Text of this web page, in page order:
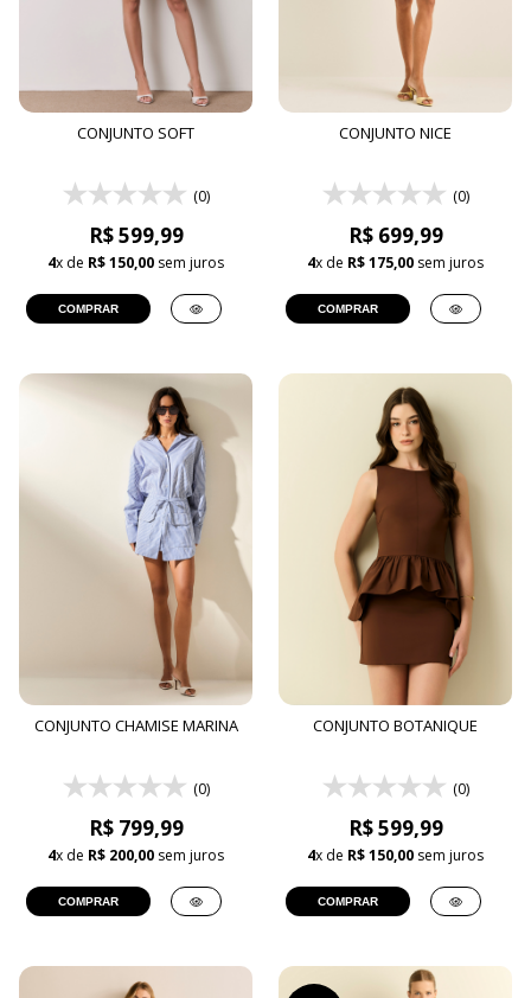
CONJUNTO SOFT
(0)
R$ 599,99
4x de R$ 150,00 sem juros
COMPRAR
CONJUNTO NICE
(0)
R$ 699,99
4x de R$ 175,00 sem juros
COMPRAR
CONJUNTO CHAMISE MARINA
(0)
R$ 799,99
4x de R$ 200,00 sem juros
COMPRAR
CONJUNTO BOTANIQUE
(0)
R$ 599,99
4x de R$ 150,00 sem juros
COMPRAR